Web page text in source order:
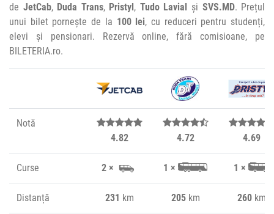
de JetCab, Duda Trans, Pristyl , Tudo Lavial și SVS.MD. Prețul
unui bilet pornește de la 100 lei, cu reduceri pentru studenți,
elevi și pensionari. Rezervă online, fără comisioane, pe
BILETERIA.ro.
Notă
4.82
4.72 4.69
Curse 2 × 1 × 1 ×
Distanță 231 km 205km 260km